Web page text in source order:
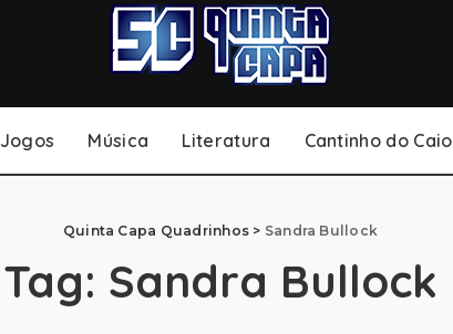
Jogos Música Literatura Cantinho do Caio
Quinta Capa Quadrinhos > Sandra Bullock
Tag: Sandra Bullock